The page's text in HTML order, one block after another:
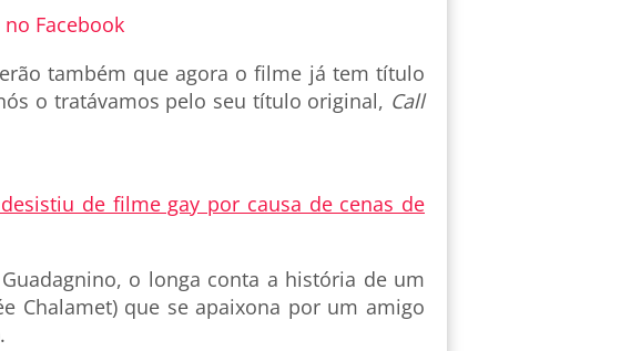
no Facebook
também que agora o filme já tem título
o tratávamos pelo seu título original, Call
de filme gay por causa de cenas de
o longa conta a história de um
Chalamet) que se apaixona por um amigo